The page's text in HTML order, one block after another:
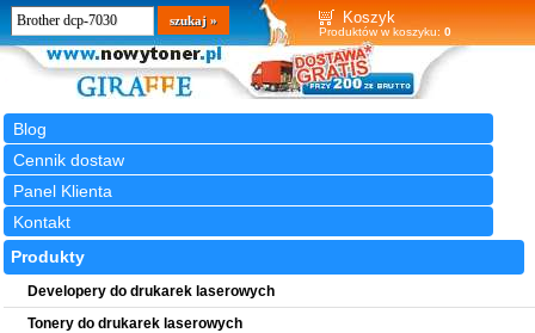
Koszyk
Produktów w koszyku: 0
Blog
Cennik dostaw
Panel Klienta
Kontakt
Wyszukiwarka
szukaj
Produkty
Developery do drukarek laserowych
Tonery do drukarek laserowych